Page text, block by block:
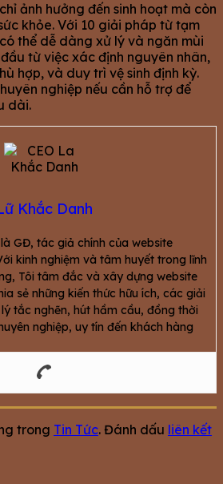
ảnh hưởng đến sinh hoạt mà còn
khỏe. Với 10 giải pháp từ tạm
thể dễ dàng xử lý và ngăn mùi
từ việc xác định nguyên nhân,
hợp, và duy trì vệ sinh định kỳ.
nghiệp nếu cần hỗ trợ để
dài.
Khắc Danh
là GĐ, tác giả chính của website
kinh nghiệm và tâm huyết trong lĩnh
Tôi tâm đắc và xây dựng website
sẻ những kiến thức hữu ích, các giải
tắc nghẽn, hút hầm cầu, đồng thời
nghiệp, uy tín đến khách hàng
trong Tin Tức. Đánh dấu liên kết